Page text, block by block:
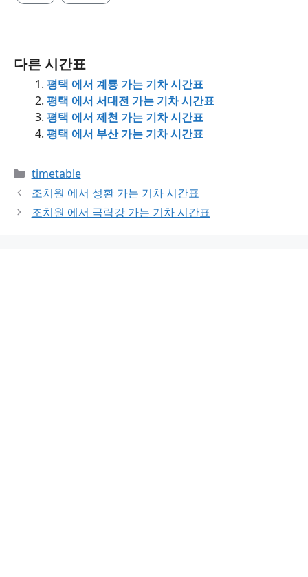
다른 시간표
평택 에서 계룡 가는 기차 시간표
평택 에서 서대전 가는 기차 시간표
평택 에서 제천 가는 기차 시간표
평택 에서 부산 가는 기차 시간표
Categories
timetable
조치원 에서 성환 가는 기차 시간표
조치원 에서 극락강 가는 기차 시간표